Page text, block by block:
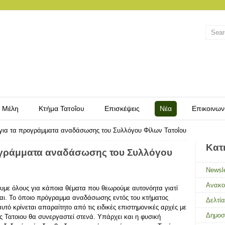
Μέλη Κτήμα Τατοΐου Επισκέψεις Νέα
τα προγράμματα αναδάσωσης του Συλλόγου Φίλων Τατοΐου
αναδάσωσης του Συλλόγου
όλους για κάποια θέματα που θεωρούμε αυτονόητα γιατί
Το όποιο πρόγραμμα αναδάσωσης εντός του κτήματος
κρίνεται απαραίτητο από τις ειδικές επιστημονικές αρχές με
Τατοιου θα συνεργαστεί στενά. Υπάρχει και η φυσική